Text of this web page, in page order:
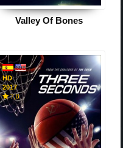
Valley Of Bones
HD
2017
7,8